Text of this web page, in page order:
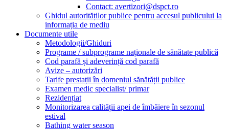
Contact: avertizori@dspct.ro
Ghidul autorităților publice pentru accesul publicului la
informația de mediu
Documente utile
Metodologii/Ghiduri
Programe / subprograme naționale de sănătate publică
Cod parafă și adeverință cod parafă
Avize – autorizări
Tarife prestații în domeniul sănătății publice
Examen medic specialist/ primar
Rezidențiat
Monitorizarea calității apei de îmbăiere în sezonul
estival
Bathing water season